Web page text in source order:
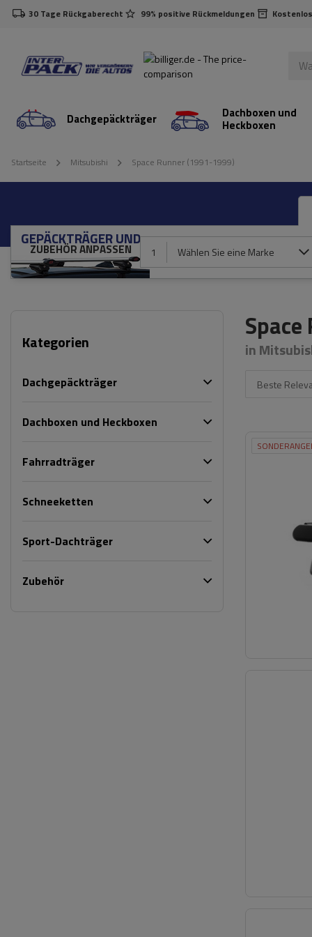
30 Tage Rückgaberecht 99% positive Rückmeldungen
Dachgepäckträger Dachboxen und
Heckboxen
Startseite Mitsubishi Space Runner (1991-1999)
GEPÄCKTRÄGER UND
ZUBEHÖR ANPASSEN 1 Wählen Sie eine Marke
Kategorien
Dachgepäckträger
Dachboxen und Heckboxen
Fahrradträger
Schneeketten
Sport-Dachträger
Zubehör
in
Beste